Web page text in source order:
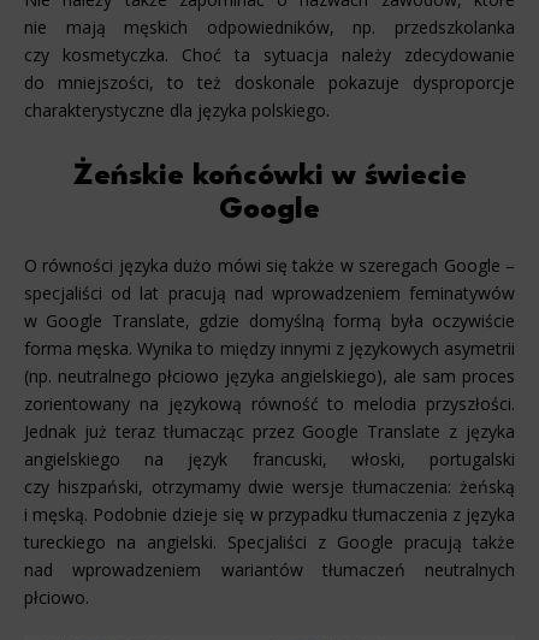
nie mają męskich odpowiedników, np. przedszkolanka
czy kosmetyczka. Choć ta sytuacja należy zdecydowanie
do mniejszości, to też doskonale pokazuje dysproporcje
charakterystyczne dla języka polskiego.
Żeńskie końcówki w świecie
Google
O równości języka dużo mówi się także w szeregach Google –
specjaliści od lat pracują nad wprowadzeniem feminatywów
w Google Translate, gdzie domyślną formą była oczywiście
forma męska. Wynika to między innymi z językowych asymetrii
(np. neutralnego płciowo języka angielskiego), ale sam proces
zorientowany na językową równość to melodia przyszłości.
Jednak już teraz tłumacząc przez Google Translate z języka
angielskiego na język francuski, włoski, portugalski
czy hiszpański, otrzymamy dwie wersje tłumaczenia: żeńską
i męską. Podobnie dzieje się w przypadku tłumaczenia z języka
tureckiego na angielski. Specjaliści z Google pracują także
nad wprowadzeniem wariantów tłumaczeń neutralnych
płciowo.